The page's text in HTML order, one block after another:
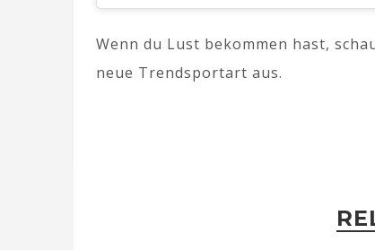
Wenn du Lust bekommen hast,
neue Trendsportart aus.